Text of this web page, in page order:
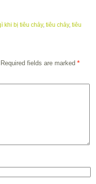
khi bị tiêu chảy, tiêu chảy, tiêu
Required fields are marked *